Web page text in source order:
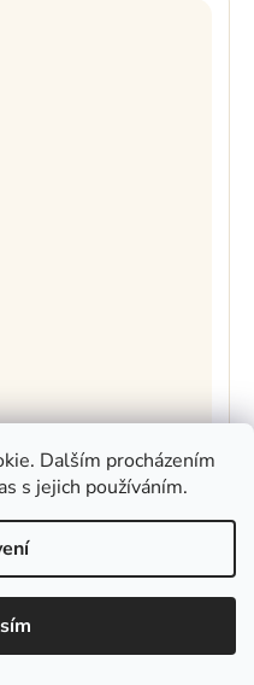
Dalším procházením
s jejich používáním.
Do košíku
zavede na